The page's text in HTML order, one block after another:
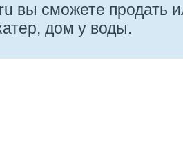
вы сможете продать
дом у воды.